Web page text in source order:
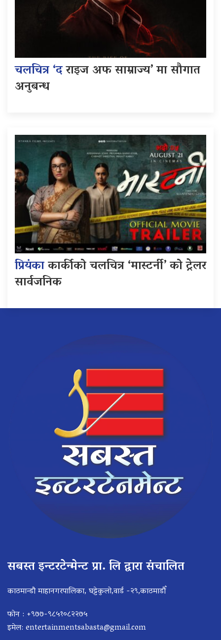
चलचित्र ‘दराइज अफ साम्राज्य’ मा सौगात
अनुबन्ध
प्रियंकाकार्कीको चलचित्र ‘मास्टर्नी’ को ट्रेलर
सार्वजनिक
सबस्त इन्टरटेन्मेन्ट प्रा. लि द्वारा संचालित
काठमान्डौ माहानगरपालिका, घट्टेकुलो,वार्ड -२९,काठमाडौँ
फोन : +९७७-९८५१०८२२७५
इमेल: entertainmentsabasta@gmail.com